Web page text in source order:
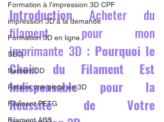
Formation à l'impression 3D CPF
impression 3D à la demande
Formation 3D en ligne.
SEO
filament 3D
Refaire une piece en 3D
Filament PETG
Filament ABS
Introduction Acheter du
filament pour mon
imprimante 3D : Pourquoi le
Choix du Filament Est
Indispensable pour la
Réussite de Votre